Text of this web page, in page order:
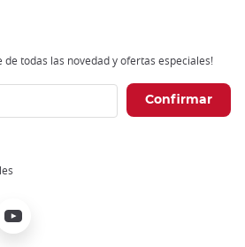
de todas las novedad y ofertas especiales!
Youtube